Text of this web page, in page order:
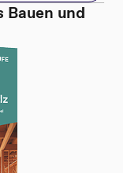
Bauen und